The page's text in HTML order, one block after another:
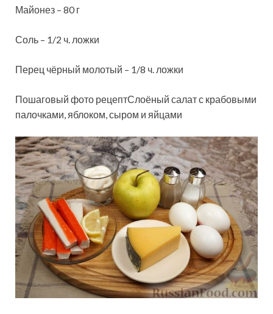
Майонез – 80 г
Соль – 1/2 ч. ложки
Перец чёрный молотый – 1/8 ч. ложки
Пошаговый фото рецептСлоёный салат с крабовыми
палочками, яблоком, сыром и яйцами